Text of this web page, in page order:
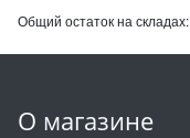
Общий остаток на складах:
О магазине